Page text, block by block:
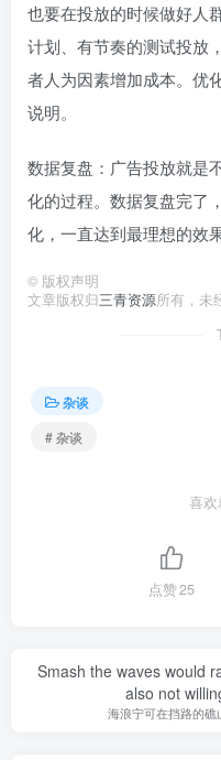
也要在投放的时候做好人
计划、有节奏的测试投放
者人为因素增加成本。优
说明。
数据复盘：广告投放就是
化的过程。数据复盘完了
化，一直达到最理想的效果
© 版权声明
文章版权归三青资源所有，未
杂谈
# 杂谈
喜
点赞25
Smash the waves would
also not
海浪宁可在挡路的